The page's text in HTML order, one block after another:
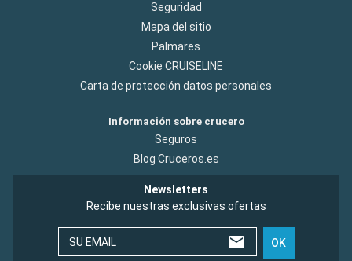
Seguridad
Mapa del sitio
Palmares
Cookie CRUISELINE
Carta de protección datos personales
Información sobre crucero
Seguros
Blog Cruceros.es
Newsletters
Recibe nuestras exclusivas ofertas
SU EMAIL OK